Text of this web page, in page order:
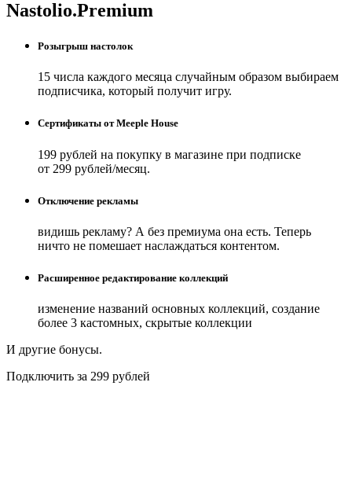
Nastolio.Premium
Розыгрыш настолок
15 числа каждого месяца случайным образом выбираем
подписчика, который получит игру.
Сертификаты от Meeple House
199 рублей на покупку в магазине при подписке
от 299 рублей/месяц.
Отключение рекламы
видишь рекламу? А без премиума она есть. Теперь
ничто не помешает наслаждаться контентом.
Расширенное редактирование коллекций
изменение названий основных коллекций, создание
более 3 кастомных, скрытые коллекции
И другие бонусы.
Подключить за 299 рублей